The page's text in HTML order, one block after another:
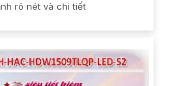
rõ nét và chi tiết